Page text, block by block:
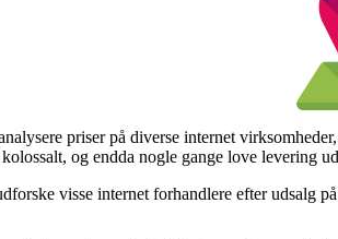
priser på diverse internet
og endda nogle gange love levering
visse internet forhandlere efter udsalg